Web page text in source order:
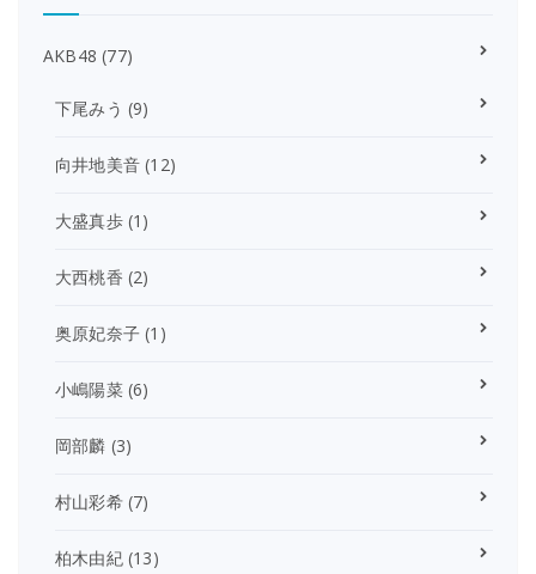
AKB48 (77)
下尾みう (9)
向井地美音 (12)
大盛真歩(1)
大西桃香 (2)
奥原妃奈子 (1)
小嶋陽菜(6)
岡部麟 (3)
村山彩希(7)
柏木由紀(13)